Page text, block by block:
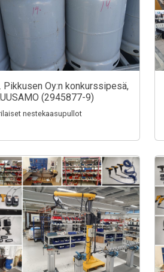
Pikkusen Oy:n konkurssipesä,
(2945877-9)
nestekaasupullot